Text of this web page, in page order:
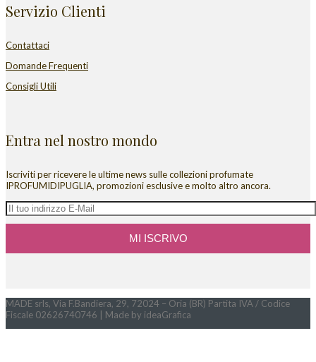
Servizio Clienti
Contattaci
Domande Frequenti
Consigli Utili
Entra nel nostro mondo
Iscriviti per ricevere le ultime news sulle collezioni profumate
IPROFUMIDIPUGLIA, promozioni esclusive e molto altro ancora.
MADE srls, Via F.Bandiera, 29, 72024 – Oria (BR) Partita IVA / Codice
Fiscale 02626740746 | Made by ideaGrafica